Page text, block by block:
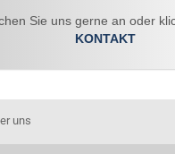
Sie uns gerne an oder
KONTAKT
uns